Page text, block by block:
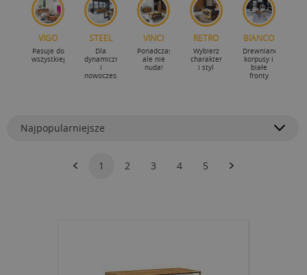
VIGO
Pasuje do
wszystkiego!
STEEL
Dla
dynamicznych
i
nowoczesnych
VINCI
Ponadczasowość
ale nie
nuda!
RETRO
Wybierz
charakter
i styl
BIANCO
Drewniane
korpusy i
białe
fronty
1 2 3 4 5
Najpopularniejsze